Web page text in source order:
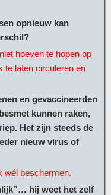
opnieuw kan
hoeven te hopen op
te laten circuleren en
en gevaccineerden
kunnen raken,
Het zijn steeds de
nieuw virus of
wél beschermen.
hij weet het zelf